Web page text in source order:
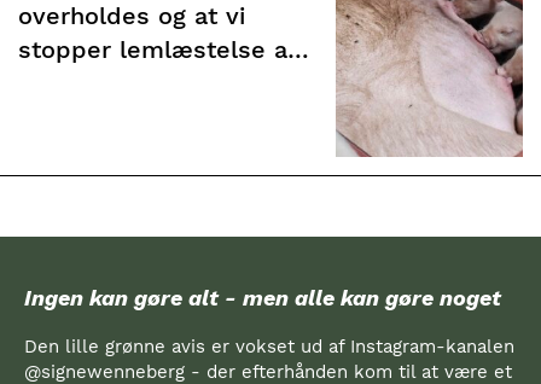
overholdes og at vi
stopper lemlæstelse af
Ingen kan gøre alt - men alle kan gøre noget
Den lille grønne avis er vokset ud af Instagram-kanalen
@signewenneberg - der efterhånden kom til at være et